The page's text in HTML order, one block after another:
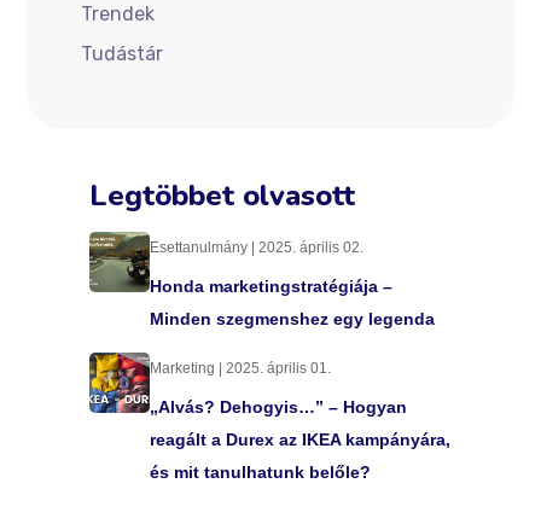
Trendek
Tudástár
Legtöbbet olvasott
Esettanulmány | 2025. április 02.
Honda marketingstratégiája –
Minden szegmenshez egy legenda
Marketing | 2025. április 01.
„Alvás? Dehogyis…” – Hogyan
reagált a Durex az IKEA kampányára,
és mit tanulhatunk belőle?